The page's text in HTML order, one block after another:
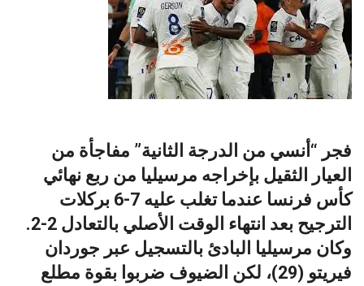
فجر “أنسي من الدرجة الثانية” مفاجأة من
العيار الثقيل بإخراجه مرسيليا من ربع نهائي
كأس فرنسا عندما تغلب عليه 7-6 بركلات
الترجيح بعد انتهاء الوقت الأصلي بالتعادل 2-2.
وكان مرسيليا البادئ بالتسجيل عبر جوردان
فيريتو (29)، لكن الضيوف ضربوا بقوة مطلع